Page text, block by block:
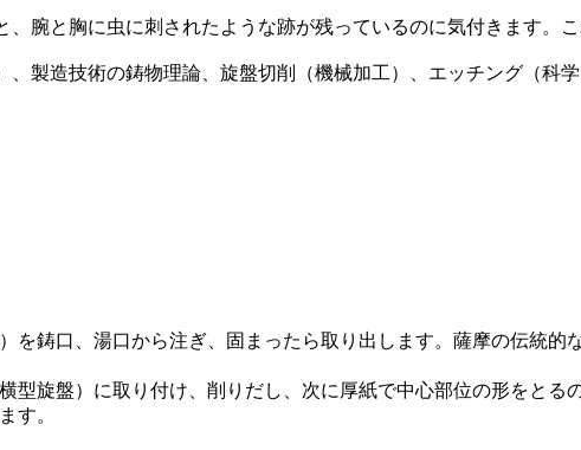
、腕と胸に虫に刺されたような跡が残っているのに気付きます。
、製造技術の鋳物理論、旋盤切削（機械加工）、エッチング（科
を鋳口、湯口から注ぎ、固まったら取り出します。薩摩の伝統的
型旋盤）に取り付け、削りだし、次に厚紙で中心部位の形をとる
す。